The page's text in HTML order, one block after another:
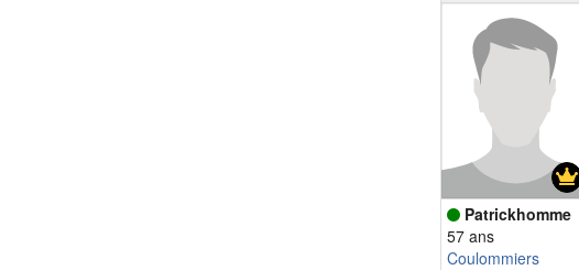
Patrickhomme
57 ans
Coulommiers